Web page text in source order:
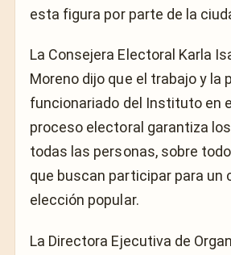
esta figura por parte de la
La Consejera Electoral Karla
Moreno dijo que el trabajo y la
funcionariado del Instituto en
proceso electoral garantiza
todas las personas, sobre
que buscan participar para un
elección popular.
La Directora Ejecutiva de